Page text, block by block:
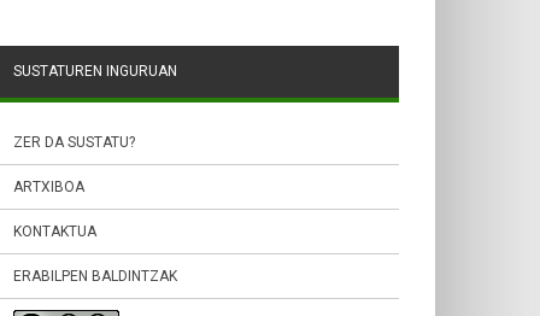
SUSTATUREN INGURUAN
ZER DA SUSTATU?
ARTXIBOA
KONTAKTUA
ERABILPEN BALDINTZAK